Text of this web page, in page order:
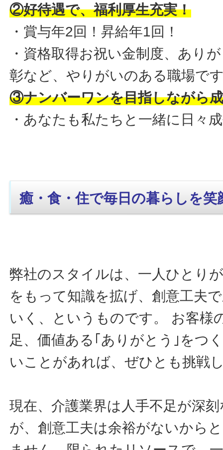
②好待遇で、福利厚生充実！
・賞与年2回！昇給年1回！
・資格取得お祝い金制度、あり
彰など、やりがいのある職場で
③ナンバーワンを目指しながら
・あなたも私たちと一緒に日々
癒・食・住で毎日の暮らしを笑
弊社のスタイルは、一人ひとり
をもって知識を拡げ、創意工夫
いく、というものです。 お客様
足、価値ある｢ありがとう｣をつ
いことがあれば、ぜひとも挑戦
現在、介護業界は人手不足が深
が、創意工夫は余裕がないから